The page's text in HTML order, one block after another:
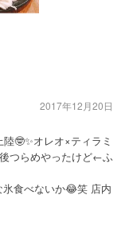
🤓✨オレオ×ティラミ
つらめやったけど←ふ
食べないか😂笑 店内
2017年12月20日